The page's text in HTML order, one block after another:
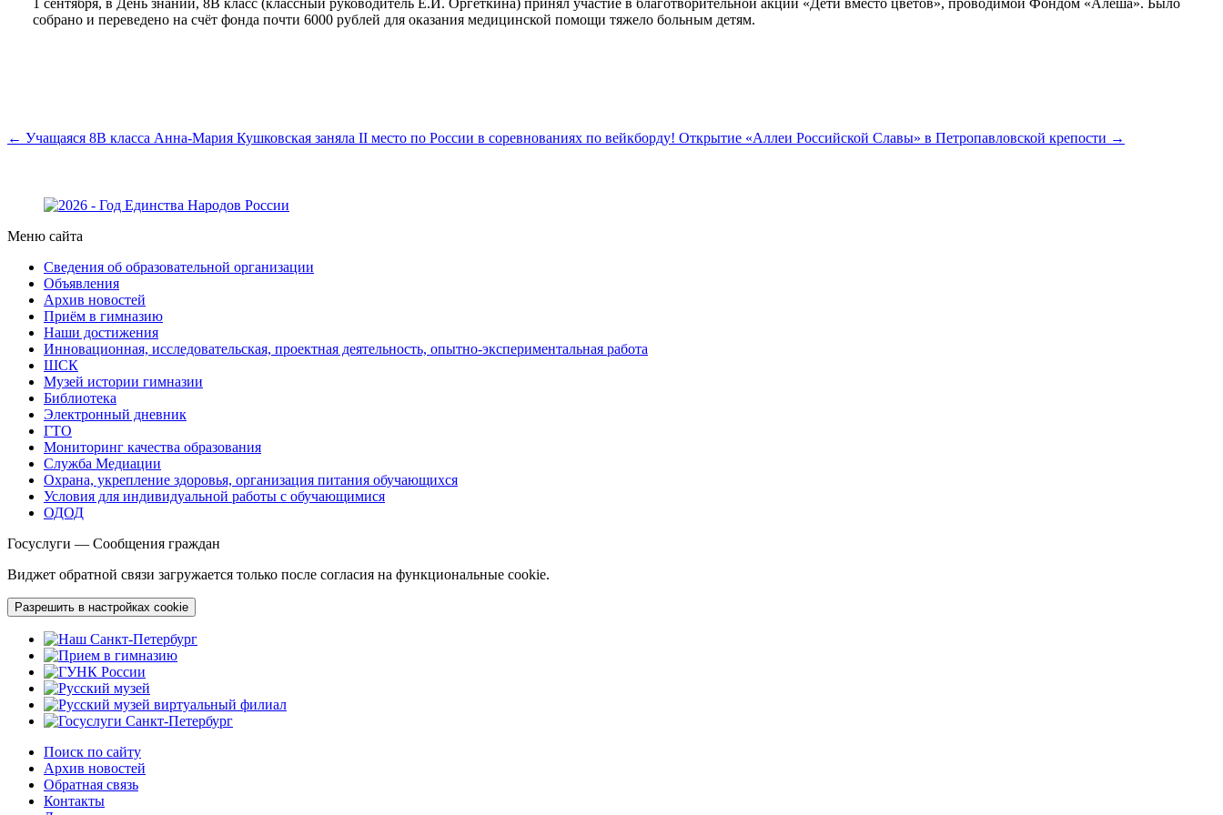
собрано и переведено на счёт фонда почти 6000 рублей для оказания медицинской помощи тяжело больным детям.
← Учащаяся 8В класса Анна-Мария Кушковская заняла II место по России в соревнованиях по вейкборду! Открытие «Аллеи Российской Славы» в Петропавловской крепости →
Меню сайта
Сведения об образовательной организации
Объявления
Архив новостей
Приём в гимназию
Наши достижения
Инновационная, исследовательская, проектная деятельность, опытно-экспериментальная работа
ШСК
Музей истории гимназии
Библиотека
Электронный дневник
ГТО
Мониторинг качества образования
Служба Медиации
Охрана, укрепление здоровья, организация питания обучающихся
Условия для индивидуальной работы с обучающимися
ОДОД
Госуслуги — Сообщения граждан
Виджет обратной связи загружается только после согласия на функциональные cookie.
Разрешить в настройках cookie
Поиск по сайту
Архив новостей
Обратная связь
Контакты